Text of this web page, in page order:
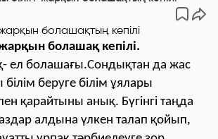
болашақ кепілі.
ел болашағы.Сондықтан да жас
беруге білім ұялары
қарайтыны анық. Бүгінгі таңда
алдына үлкен талап қойып,